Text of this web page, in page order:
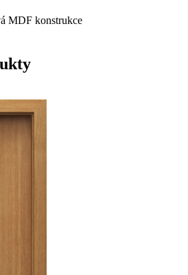
MDF konstrukce